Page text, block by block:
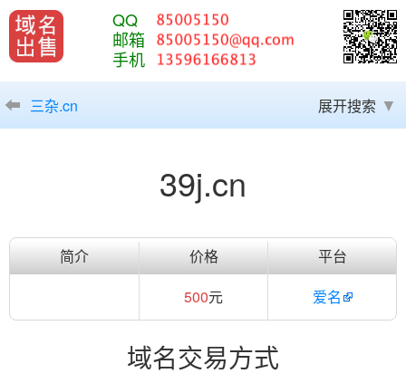
QQ
邮箱
手机
三杂.cn 展开搜索
39j.cn
简介 价格
平台
500元 爱名
域名交易方式